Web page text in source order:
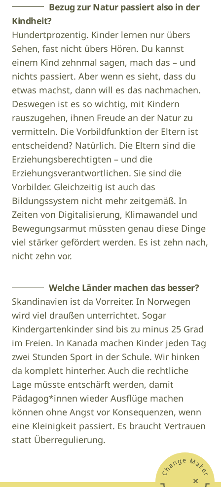
Bezug zur Natur passiert also in der
Kindheit?
Hundertprozentig. Kinder lernen nur übers
Sehen, fast nicht übers Hören. Du kannst
einem Kind zehnmal sagen, mach das – und
nichts passiert. Aber wenn es sieht, dass du
etwas machst, dann will es das nachmachen.
Deswegen ist es so wichtig, mit Kindern
rauszugehen, ihnen Freude an der Natur zu
vermitteln. Die Vorbildfunktion der Eltern ist
entscheidend? Natürlich. Die Eltern sind die
Erziehungsberechtigten – und die
Erziehungsverantwortlichen. Sie sind die
Vorbilder. Gleichzeitig ist auch das
Bildungssystem nicht mehr zeitgemäß. In
Zeiten von Digitalisierung, Klimawandel und
Bewegungsarmut müssten genau diese Dinge
viel stärker gefördert werden. Es ist zehn nach,
nicht zehn vor.
Welche Länder machen das besser?
Skandinavien ist da Vorreiter. In Norwegen
wird viel draußen unterrichtet. Sogar
Kindergartenkinder sind bis zu minus 25 Grad
im Freien. In Kanada machen Kinder jeden Tag
zwei Stunden Sport in der Schule. Wir hinken
da komplett hinterher. Auch die rechtliche
Lage müsste entschärft werden, damit
Pädagog*innen wieder Ausflüge machen
können ohne Angst vor Konsequenzen, wenn
eine Kleinigkeit passiert. Es braucht Vertrauen
statt Überregulierung.